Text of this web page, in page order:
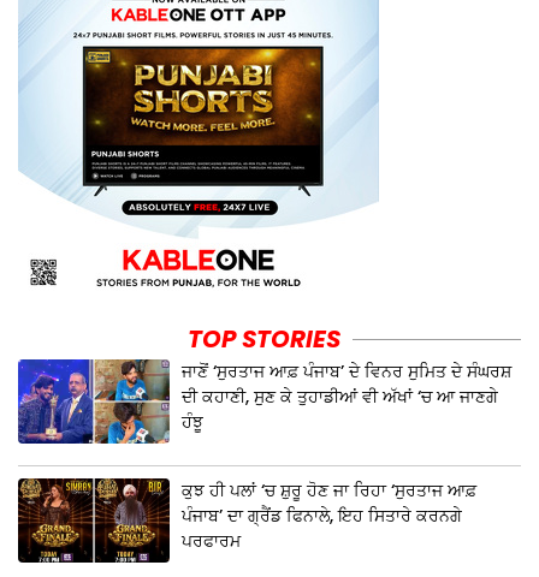
TOP STORIES
ਜਾਣੋਂ ‘ਸੁਰਤਾਜ ਆਫ਼ ਪੰਜਾਬ’ ਦੇ ਵਿਨਰ ਸੁਮਿਤ ਦੇ ਸੰਘਰਸ਼
ਦੀ ਕਹਾਣੀ, ਸੁਣ ਕੇ ਤੁਹਾਡੀਆਂ ਵੀ ਅੱਖਾਂ ‘ਚ ਆ ਜਾਣਗੇ
ਹੰਝੂ
ਕੁਝ ਹੀ ਪਲਾਂ ‘ਚ ਸ਼ੁਰੂ ਹੋਣ ਜਾ ਰਿਹਾ ‘ਸੁਰਤਾਜ ਆਫ਼
ਪੰਜਾਬ’ ਦਾ ਗ੍ਰੈਂਡ ਫਿਨਾਲੇ, ਇਹ ਸਿਤਾਰੇ ਕਰਨਗੇ
ਪਰਫਾਰਮ